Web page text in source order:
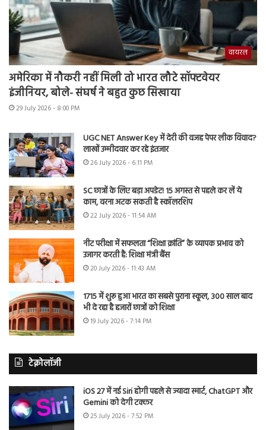
वायरल
अमेरिका में नौकरी नहीं मिली तो भारत लौटे सॉफ्टवेयर
इंजीनियर, बोले- संघर्ष ने बहुत कुछ सिखाया
29 July 2026 - 8:00 PM
UGC NET Answer Key में देरी की वजह पेपर लीक विवाद?
लाखों उम्मीदवार कर रहे इंतजार
26 July 2026 - 6:11 PM
SC छात्रों के लिए बड़ा अपडेट! 15 अगस्त से पहले कर लें ये
काम, वरना अटक सकती है स्कॉलरशिप
22 July 2026 - 11:54 AM
नीट परीक्षा में सफलता “शिक्षा क्रांति” के व्यापक प्रभाव को
उजागर करती है: शिक्षा मंत्री बैंस
20 July 2026 - 11:43 AM
1715 में शुरू हुआ भारत का सबसे पुराना स्कूल, 300 साल बाद
भी दे रहा है हजारों छात्रों को शिक्षा
19 July 2026 - 7:14 PM
टेक्नोलॉजी
iOS 27 में नई Siri होगी पहले से ज्यादा स्मार्ट, ChatGPT और
Gemini को देगी टक्कर
25 July 2026 - 7:52 PM